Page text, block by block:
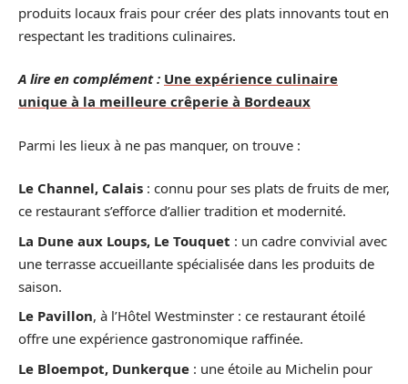
produits locaux frais pour créer des plats innovants tout en
respectant les traditions culinaires.
A lire en complément : Une expérience culinaire
unique à la meilleure crêperie à Bordeaux
Parmi les lieux à ne pas manquer, on trouve :
Le Channel, Calais : connu pour ses plats de fruits de mer,
ce restaurant s’efforce d’allier tradition et modernité.
La Dune aux Loups, Le Touquet : un cadre convivial avec
une terrasse accueillante spécialisée dans les produits de
saison.
Le Pavillon, à l’Hôtel Westminster : ce restaurant étoilé
offre une expérience gastronomique raffinée.
Le Bloempot, Dunkerque : une étoile au Michelin pour